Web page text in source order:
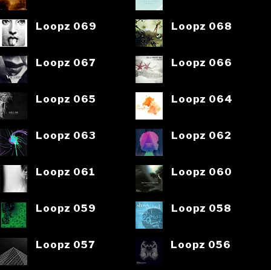
Loopz 069 Loopz 068
Loopz 067 Loopz 066
Loopz 065 Loopz 064
Loopz 063 Loopz 062
Loopz 061 Loopz 060
Loopz 059 Loopz 058
Loopz 057 Loopz 056